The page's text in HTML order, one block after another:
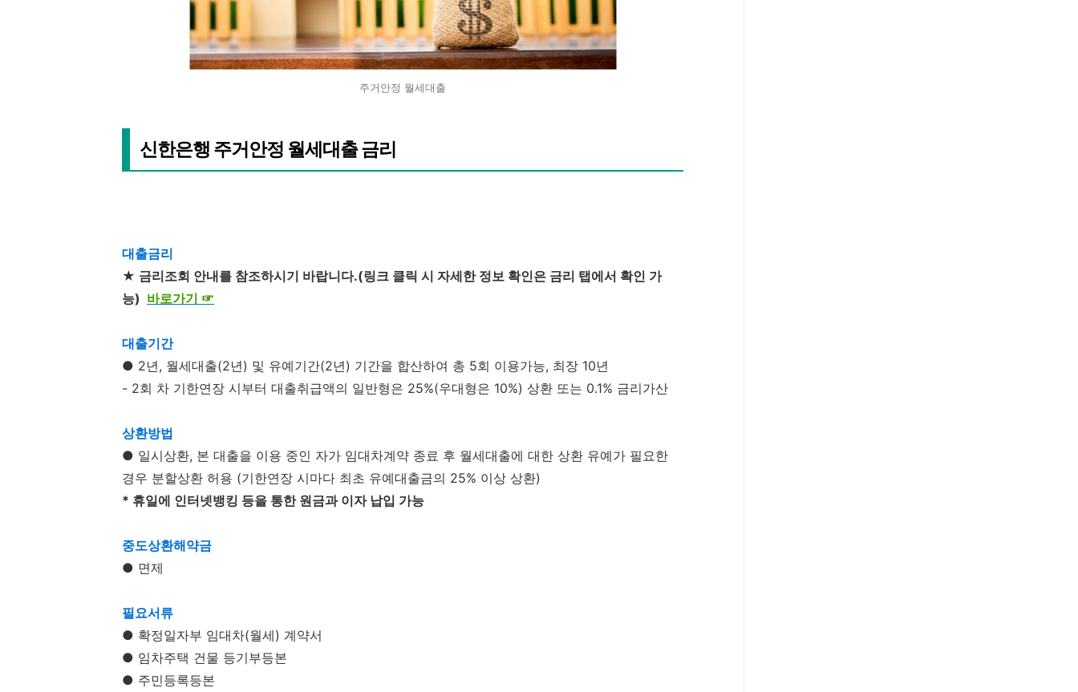
주거안정 월세대출
신한은행 주거안정 월세대출 금리
대출금리
★ 금리조회 안내를 참조하시기 바랍니다.(링크 클릭 시 자세한 정보 확인은 금리 탭에서 확인 가
능) 바로가기 ☞
대출기간
● 2년, 월세대출(2년) 및 유예기간(2년) 기간을 합산하여 총 5회 이용가능, 최장 10년
- 2회 차 기한연장 시부터 대출취급액의 일반형은 25%(우대형은 10%) 상환 또는 0.1% 금리가산
상환방법
● 일시상환, 본 대출을 이용 중인 자가 임대차계약 종료 후 월세대출에 대한 상환 유예가 필요한
경우 분할상환 허용 (기한연장 시마다 최초 유예대출금의 25% 이상 상환)
* 휴일에 인터넷뱅킹 등을 통한 원금과 이자 납입 가능
중도상환해약금
● 면제
필요서류
● 확정일자부 임대차(월세) 계약서
● 임차주택 건물 등기부등본
● 주민등록등본